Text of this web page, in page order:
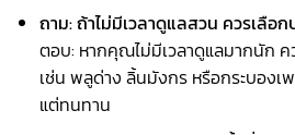
ถาม: ถ้าไม่มีเวลาดูแลสวน ควรเลือก
ตอบ: หากคุณไม่มีเวลาดูแลมากนัก ค
เช่น พลูด่าง ลิ้นมังกร หรือกระบอง
แต่ทนทาน